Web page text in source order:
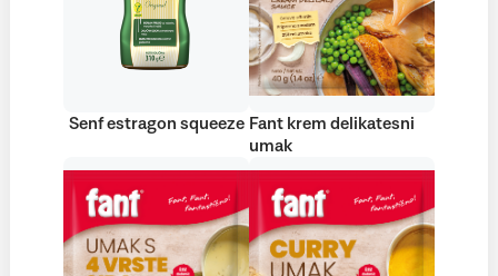
Senf estragon squeeze Fant krem delikatesni
umak